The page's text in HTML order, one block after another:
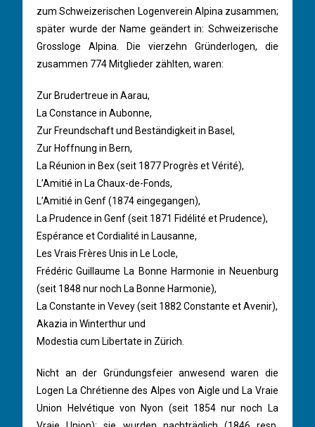
zum Schweizerischen Logenverein Alpina zusammen;
später wurde der Name geändert in: Schweizerische
Grossloge Alpina. Die vierzehn Gründerlogen, die
zusammen 774 Mitglieder zählten, waren:
Zur Brudertreue in Aarau,
La Constance in Aubonne,
Zur Freundschaft und Beständigkeit in Basel,
Zur Hoffnung in Bern,
La Réunion in Bex (seit 1877 Progrès et Vérité),
L’Amitié in La Chaux-de-Fonds,
L’Amitié in Genf (1874 eingegangen),
La Prudence in Genf (seit 1871 Fidélité et Prudence),
Espérance et Cordialité in Lausanne,
Les Vrais Frères Unis in Le Locle,
Frédéric Guillaume La Bonne Harmonie in Neuenburg
(seit 1848 nur noch La Bonne Harmonie),
La Constante in Vevey (seit 1882 Constante et Avenir),
Akazia in Winterthur und
Modestia cum Libertate in Zürich.
Nicht an der Gründungsfeier anwesend waren die
Logen La Chrétienne des Alpes von Aigle und La Vraie
Union Helvétique von Nyon (seit 1854 nur noch La